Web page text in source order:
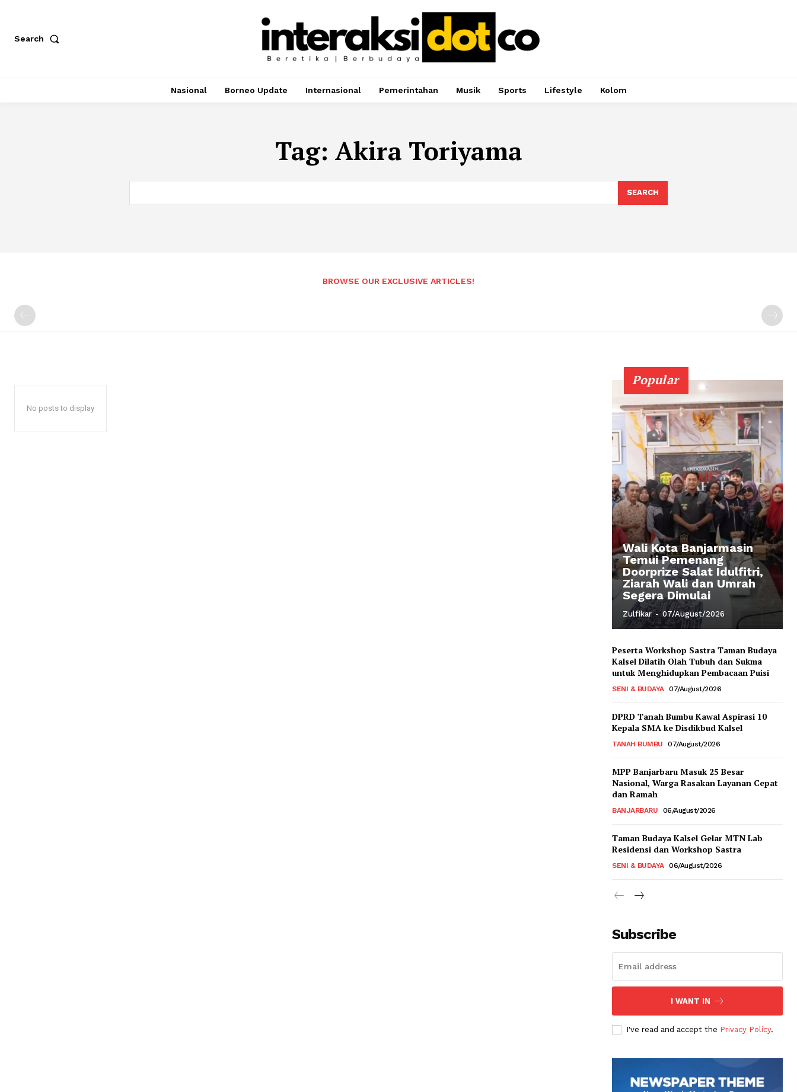
Search
Nasional Borneo Update Internasional Pemerintahan Musik Sports Lifestyle Kolom
Tag: Akira Toriyama
SEARCH
BROWSE OUR EXCLUSIVE ARTICLES!
No posts to display
Popular
Wali Kota Banjarmasin
Temui Pemenang
Doorprize Salat Idulfitri,
Ziarah Wali dan Umrah
Segera Dimulai
Zulfikar - 07/August/2026
Peserta Workshop Sastra Taman Budaya
Kalsel Dilatih Olah Tubuh dan Sukma
untuk Menghidupkan Pembacaan Puisi
SENI & BUDAYA 07/August/2026
DPRD Tanah Bumbu Kawal Aspirasi 10
Kepala SMA ke Disdikbud Kalsel
TANAH BUMBU 07/August/2026
MPP Banjarbaru Masuk 25 Besar
Nasional, Warga Rasakan Layanan Cepat
dan Ramah
BANJARBARU 06/August/2026
Taman Budaya Kalsel Gelar MTN Lab
Residensi dan Workshop Sastra
SENI & BUDAYA 06/August/2026
Subscribe
I WANT IN
I've read and accept the Privacy Policy.